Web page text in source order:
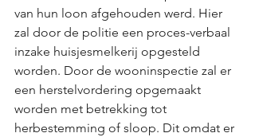
van hun loon afgehouden werd. Hier
zal door de politie een proces-verbaal
inzake huisjesmelkerij opgesteld
worden. Door de wooninspectie zal er
een herstelvordering opgemaakt
worden met betrekking tot
herbestemming of sloop. Dit omdat er